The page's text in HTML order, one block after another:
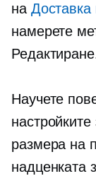
на Доставка
намерете
Научете
размера на
надценката